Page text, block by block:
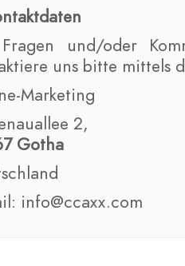
und/oder
uns bitte mittels
Marketing
2,
Gotha
info@ccaxx.com